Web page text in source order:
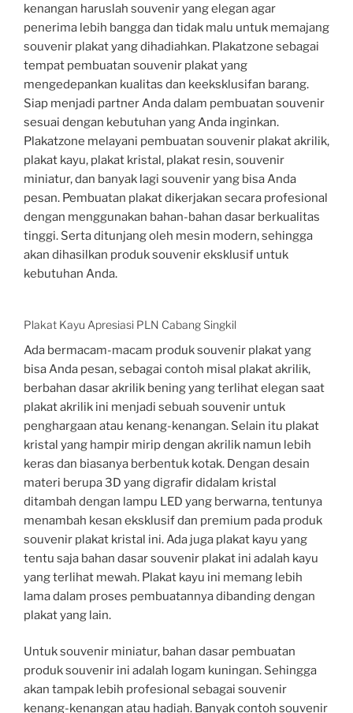
kenangan haruslah souvenir yang elegan agar
penerima lebih bangga dan tidak malu untuk memajang
souvenir plakat yang dihadiahkan. Plakatzone sebagai
tempat pembuatan souvenir plakat yang
mengedepankan kualitas dan keeksklusifan barang.
Siap menjadi partner Anda dalam pembuatan souvenir
sesuai dengan kebutuhan yang Anda inginkan.
Plakatzone melayani pembuatan souvenir plakat akrilik,
plakat kayu, plakat kristal, plakat resin, souvenir
miniatur, dan banyak lagi souvenir yang bisa Anda
pesan. Pembuatan plakat dikerjakan secara profesional
dengan menggunakan bahan-bahan dasar berkualitas
tinggi. Serta ditunjang oleh mesin modern, sehingga
akan dihasilkan produk souvenir eksklusif untuk
kebutuhan Anda.
Plakat Kayu Apresiasi PLN Cabang Singkil
Ada bermacam-macam produk souvenir plakat yang
bisa Anda pesan, sebagai contoh misal plakat akrilik,
berbahan dasar akrilik bening yang terlihat elegan saat
plakat akrilik ini menjadi sebuah souvenir untuk
penghargaan atau kenang-kenangan. Selain itu plakat
kristal yang hampir mirip dengan akrilik namun lebih
keras dan biasanya berbentuk kotak. Dengan desain
materi berupa 3D yang digrafir didalam kristal
ditambah dengan lampu LED yang berwarna, tentunya
menambah kesan eksklusif dan premium pada produk
souvenir plakat kristal ini. Ada juga plakat kayu yang
tentu saja bahan dasar souvenir plakat ini adalah kayu
yang terlihat mewah. Plakat kayu ini memang lebih
lama dalam proses pembuatannya dibanding dengan
plakat yang lain.
Untuk souvenir miniatur, bahan dasar pembuatan
produk souvenir ini adalah logam kuningan. Sehingga
akan tampak lebih profesional sebagai souvenir
kenang-kenangan atau hadiah. Banyak contoh souvenir